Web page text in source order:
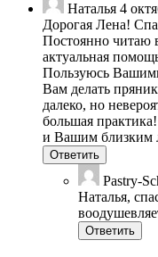
Наталья 4
Дорогая Лена!
Постоянно читаю
актуальная
Пользуюсь
Вам делать
далеко, но
большая
и Вашим близким
Ответить
Pastry-
Наталья,
Ответить